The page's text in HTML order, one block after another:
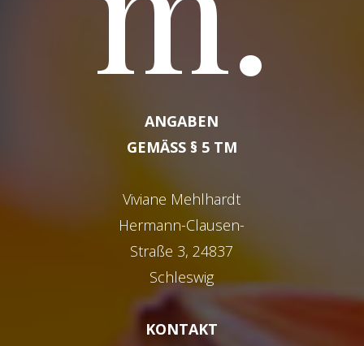
ANGABEN
GEMÄSS § 5 TM
Viviane Mehlhardt
Hermann-Clausen-
Straße 3, 24837
Schleswig
KONTAKT